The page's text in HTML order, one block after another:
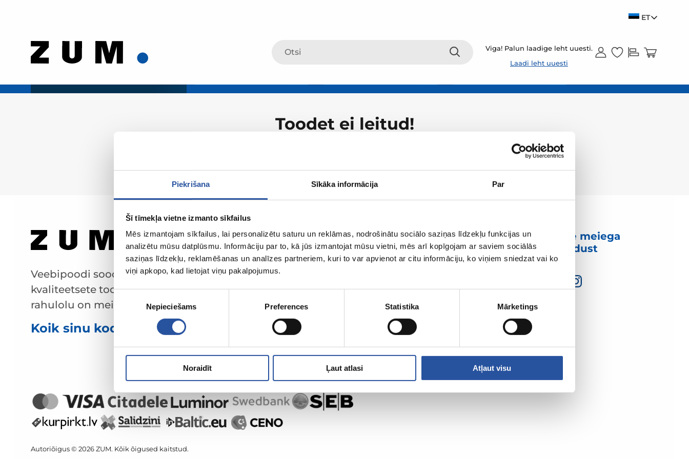
Piekrišana Sīkāka informācija Par
Šī tīmekļa vietne izmanto sīkfailus
Mēs izmantojam sīkfailus, lai personalizētu saturu un reklāmas, nodrošinātu sociālo saziņas līdzekļu funkcijas un
analizētu mūsu datplūsmu. Informāciju par to, kā jūs izmantojat mūsu vietni, mēs arī kopīgojam ar saviem sociālās
saziņas līdzekļu, reklamēšanas un analīzes partneriem, kuri to var apvienot ar citu informāciju, ko viņiem sniedzat vai ko
viņi apkopo, kad lietojat viņu pakalpojumus.
Piekrišanas
Nepieciešams Preferences Statistika Mārketings
Noraidīt Ļaut atlasi Atļaut visu
ET
Viga! Palun laadige leht uuesti.
Laadi leht uuesti
Toodet ei leitud!
Veebipoodi soodsate hindade ja
kvaliteetsete toodetega, kus kliendi
rahulolu on meie peamine väärtus.
Koik sinu kodu ja aia jaoks!
ZUM-ist Ostlemine
Võtke meiega
ühendust
Autoriõigus © 2026 ZUM. Kõik õigused kaitstud.